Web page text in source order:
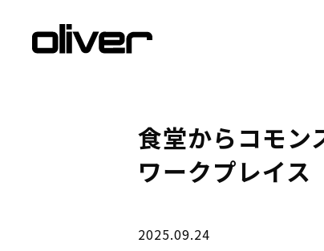
食堂からコモン
ワークプレイス
2025.09.24